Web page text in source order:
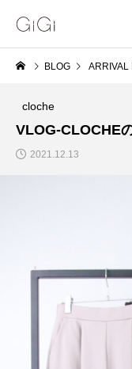
BLOG ARRIVAL
cloche
VLOG-CLOCHE
2021.12.13